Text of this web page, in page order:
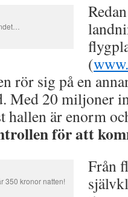
(
rör sig på en
Med 20 miljoner
hallen är enorm
för att
350 kronor natten!
Från